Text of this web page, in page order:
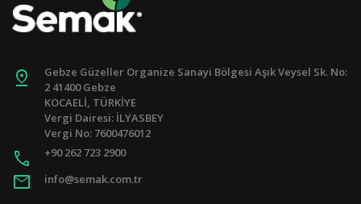
pin_drop
Gebze Güzeller Organize Sanayi Bölgesi Aşık Veysel Sk. No:
2 41400 Gebze
KOCAELİ, TÜRKİYE
Vergi Dairesi: İLYASBEY
Vergi No: 7600476012
call +90 262 723 2900
mail info@semak.com.tr